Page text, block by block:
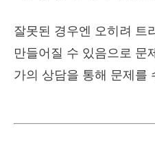
잘못된 경우엔 오히려 트
만들어질 수 있음으로 문
가의 상담을 통해 문제를